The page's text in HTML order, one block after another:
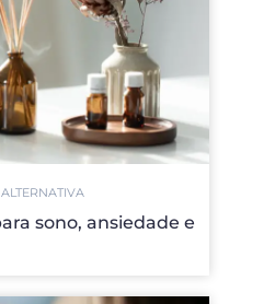
sono, ansiedade e